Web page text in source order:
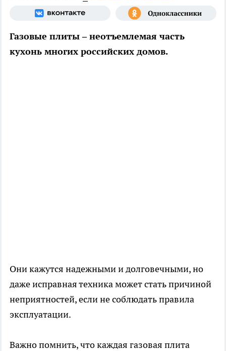
Газовые плиты – неотъемлемая часть
кухонь многих российских домов.
Они кажутся надежными и долговечными, но
даже исправная техника может стать причиной
неприятностей, если не соблюдать правила
эксплуатации.
Важно помнить, что каждая газовая плита